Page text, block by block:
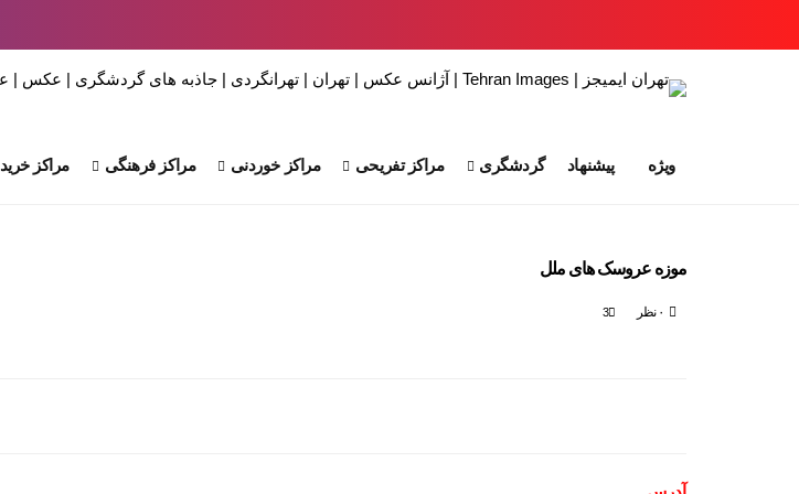
ویژه پیشنهاد گردشگری مراکز تفریحی مراکز خوردنی مراکز فرهنگی مراکز خرید
موزه عروسک های ملل
۰ نظر 3